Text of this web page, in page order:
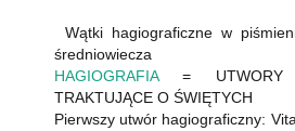
Wątki hagiograficzne w
średniowiecza
HAGIOGRAFIA= UTWORY
TRAKTUJĄCE O ŚWIĘTYCH
Pierwszy utwór hagiograficzny: